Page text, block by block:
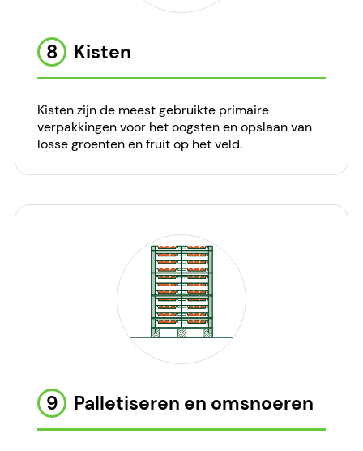
8 Kisten
Kisten zijn de meest gebruikte primaire
verpakkingen voor het oogsten en opslaan van
losse groenten en fruit op het veld.
9 Palletiseren en omsnoeren